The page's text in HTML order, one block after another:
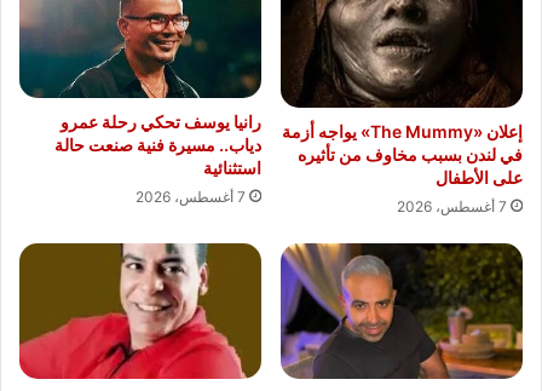
إعلان «The Mummy» يواجه أزمة
في لندن بسبب مخاوف من تأثيره
على الأطفال
7 أغسطس، 2026
رانيا يوسف تحكي رحلة عمرو
دياب.. مسيرة فنية صنعت حالة
استثنائية
7 أغسطس، 2026